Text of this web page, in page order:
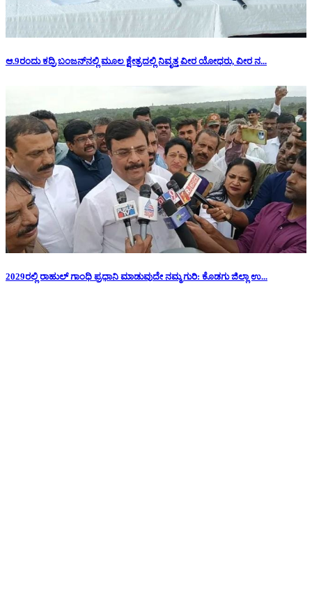
ಆ.9ರಂದು ಕದ್ರಿ ಬಂಜನ್‌ನಲ್ಲಿ ಮೂಲ ಕ್ಷೇತ್ರದಲ್ಲಿ ನಿವೃತ್ತ ವೀರ ಯೋಧರು, ವೀರ ನ...
2029ರಲ್ಲಿ ರಾಹುಲ್ ಗಾಂಧಿ ಪ್ರಧಾನಿ ಮಾಡುವುದೇ ನಮ್ಮ ಗುರಿ: ಕೊಡಗು ಜಿಲ್ಲಾ ಉ...